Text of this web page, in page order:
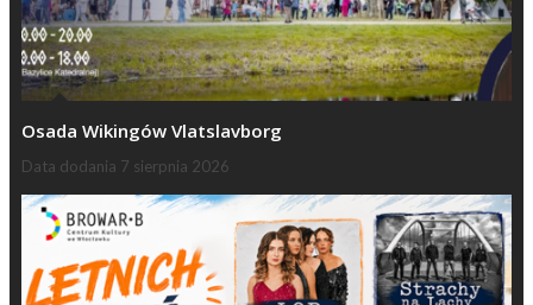
Osada Wikingów Vlatslavborg
Data dodania 7 sierpnia 2026